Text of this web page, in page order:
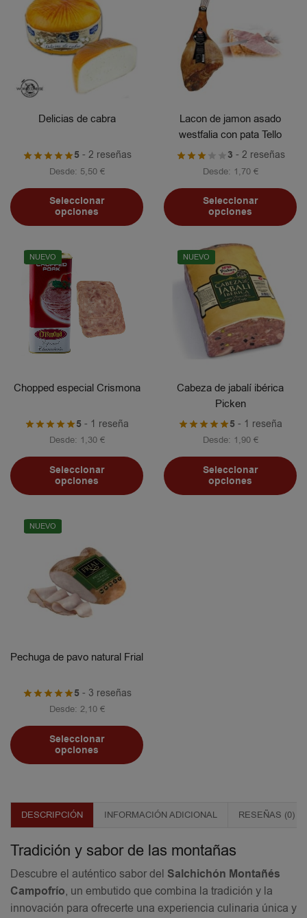
Delicias de cabra
5- 2 reseñas
Desde: 5,50 €
Seleccionar
opciones
Lacon de jamon asado
westfalia con pata Tello
3 - 2 reseñas
Desde: 1,70 €
Seleccionar
opciones
NUEVO
Chopped especial Crismona
5 - 1 reseña
Desde: 1,30 €
Seleccionar
opciones
NUEVO
Cabeza de jabalí ibérica
Picken
5 - 1 reseña
Desde: 1,90 €
Seleccionar
opciones
NUEVO
Pechuga de pavo natural Frial
5- 3 reseñas
Desde: 2,10 €
Seleccionar
opciones
DESCRIPCIÓN INFORMACIÓN ADICIONAL RESEÑAS (0)
Tradición y sabor de las montañas
Descubre el auténtico sabor del Salchichón Montañés
Campofrío, un embutido que combina la tradición y la
innovación para ofrecerte una experiencia culinaria única y